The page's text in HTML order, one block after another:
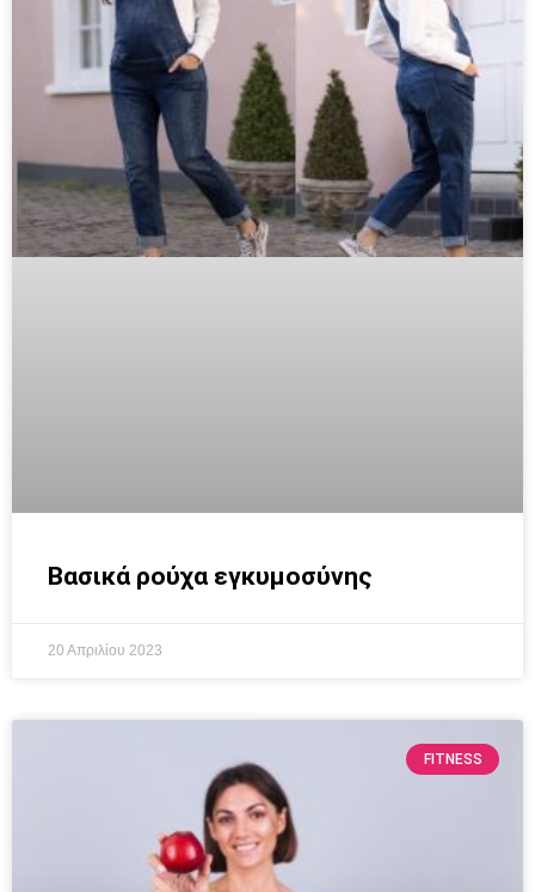
Βασικά ρούχα εγκυμοσύνης
20 Απριλίου 2023
FITNESS